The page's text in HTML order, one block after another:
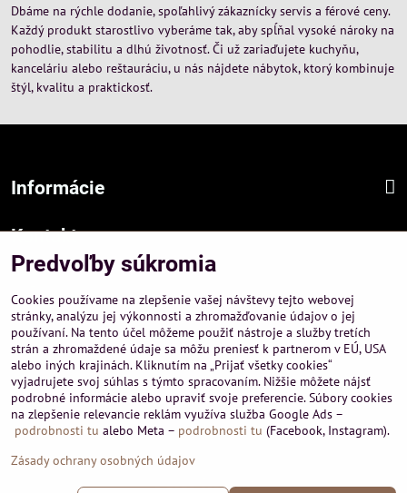
Dbáme na rýchle dodanie, spoľahlivý zákaznícky servis a férové ceny.
Každý produkt starostlivo vyberáme tak, aby spĺňal vysoké nároky na
pohodlie, stabilitu a dlhú životnosť. Či už zariaďujete kuchyňu,
kanceláriu alebo reštauráciu, u nás nájdete nábytok, ktorý kombinuje
štýl, kvalitu a praktickosť.
Informácie
Kontakt
Sídlo firmy :
Hurbanová 3807/21, 03601 Martin
Prevádzka a obchodné informácie :
A-PEMA, s.r.o.
Severná 14, 03601 Martin
+421 911 532545
+421 903 807209
©2026Copyright
Predvoľby súkromia
Cookies používame na zlepšenie vašej návštevy tejto webovej
stránky, analýzu jej výkonnosti a zhromažďovanie údajov o jej
používaní. Na tento účel môžeme použiť nástroje a služby tretích
strán a zhromaždené údaje sa môžu preniesť k partnerom v EÚ, USA
alebo iných krajinách. Kliknutím na „Prijať všetky cookies“
vyjadrujete svoj súhlas s týmto spracovaním. Nižšie môžete nájsť
podrobné informácie alebo upraviť svoje preferencie. Súbory cookies
na zlepšenie relevancie reklám využíva služba Google Ads –
podrobnosti tu alebo Meta – podrobnosti tu (Facebook, Instagram).
Zásady ochrany osobných údajov